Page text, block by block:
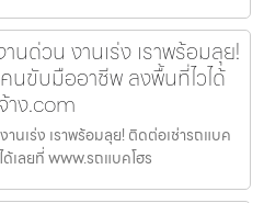
นด่วน งานเร่ง เราพร้อมลุย!
นขับมืออาชีพ ลงพื้นที่ไวได้
าง.com
นเร่ง เราพร้อมลุย! ติดต่อเช่ารถแบค
เลยที่ www.รถแบคโฮร